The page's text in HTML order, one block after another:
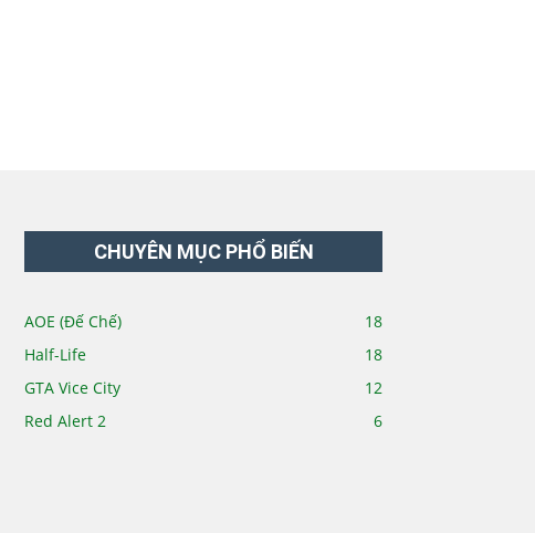
CHUYÊN MỤC PHỔ BIẾN
AOE (Đế Chế)
18
Half-Life
18
GTA Vice City
12
Red Alert 2
6